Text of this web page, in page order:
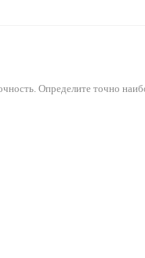
Определите точно